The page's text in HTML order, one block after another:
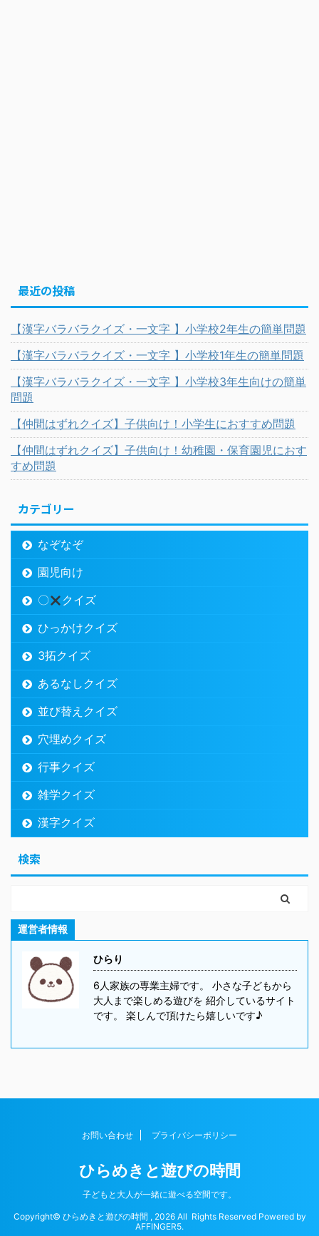
最近の投稿
【漢字バラバラクイズ・一文字 】小学校2年生の簡単問題
【漢字バラバラクイズ・一文字 】小学校1年生の簡単問題
【漢字バラバラクイズ・一文字 】小学校3年生向けの簡単
問題
【仲間はずれクイズ】子供向け！小学生におすすめ問題
【仲間はずれクイズ】子供向け！幼稚園・保育園児におす
すめ問題
カテゴリー
なぞなぞ
園児向け
〇
クイズ
ひっかけクイズ
3拓クイズ
あるなしクイズ
並び替えクイズ
穴埋めクイズ
行事クイズ
雑学クイズ
漢字クイズ
検索
運営者情報
ひらり
6人家族の専業主婦です。 小さな子どもから
大人まで楽しめる遊びを 紹介しているサイト
です。 楽しんで頂けたら嬉しいです♪
お問い合わせ プライバシーポリシー
ひらめきと遊びの時間
子どもと大人が一緒に遊べる空間です。
Copyright© ひらめきと遊びの時間 , 2026 All Rights Reserved Powered by
AFFINGER5.